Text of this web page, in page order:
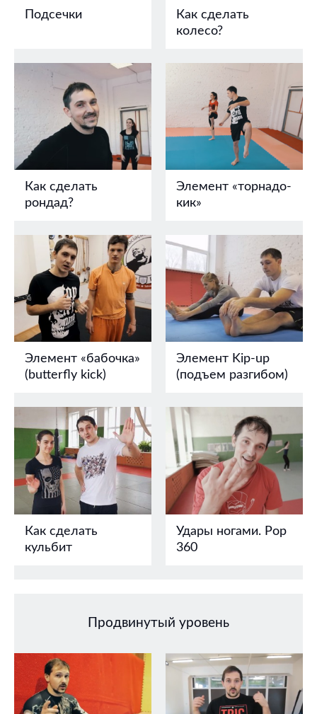
Подсечки
Как сделать
колесо?
Как сделать
рондад?
Элемент «торнадо-
кик»
Элемент «бабочка»
(butterfly kick)
Элемент Kip-up
(подъем разгибом)
Как сделать
кульбит
Удары ногами. Pop
360
Продвинутый уровень